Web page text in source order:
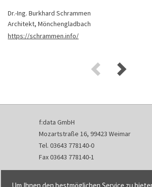
Dr.-Ing. Burkhard Schrammen
Architekt, Mönchengladbach
https://schrammen.info/
f:data GmbH
Mozartstraße 16, 99423 Weimar
Tel. 03643 778140-0
Fax 03643 778140-1
info@fdata.de